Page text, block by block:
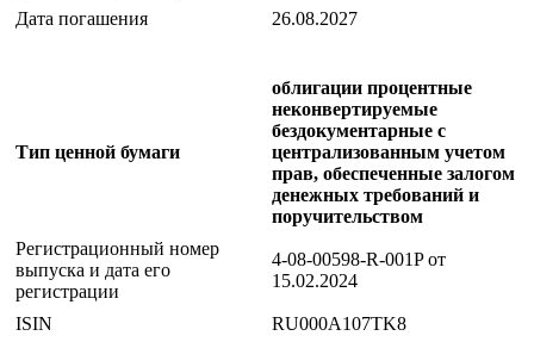
Дата погашения
26.08.2027
Тип ценной бумаги
облигации процентные
неконвертируемые
бездокументарные с
централизованным учетом
прав, обеспеченные залогом
денежных требований и
поручительством
Регистрационный номер
выпуска и дата его
регистрации
4-08-00598-R-001P от
15.02.2024
ISIN
RU000A107TK8